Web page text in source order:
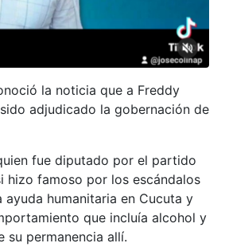
la noticia que a Freddy
adjudicado la gobernación de
fue diputado por el partido
hizo famoso por los escándalos
humanitaria en Cucuta y
que incluía alcohol y
su permanencia allí.